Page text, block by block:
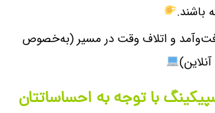
باشند.
و اتلاف وقت در مسیر (به‌خصوص
با توجه به احساساتتان